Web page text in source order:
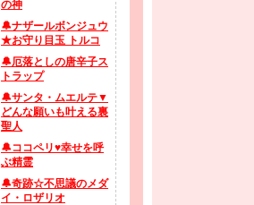
の神
🔔ナザールボンジュウ
★お守り目玉 トルコ
🔔厄落としの唐辛子ス
トラップ
🔔サンタ・ムエルテ▼
どんな願いも叶える裏
聖人
🔔ココペリ♥幸せを呼
ぶ精霊
🔔奇跡☆不思議のメダ
イ・ロザリオ